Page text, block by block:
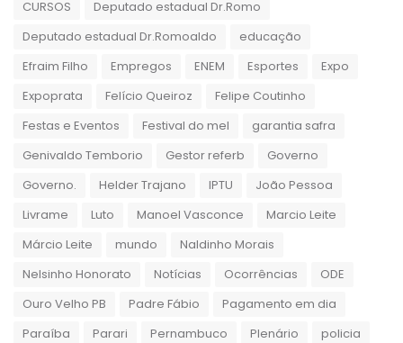
CURSOS
Deputado estadual Dr.Romo
Deputado estadual Dr.Romoaldo
educação
Efraim Filho
Empregos ENEM Esportes
Expo
Expoprata
Felício Queiroz
Felipe Coutinho
Festas e Eventos
Festival do mel
garantia safra
Genivaldo Temborio
Gestor referb
Governo
Governo.
Helder Trajano IPTU
João Pessoa
Livrame
Luto Manoel Vasconce
Marcio Leite
Márcio Leite
mundo
Naldinho Morais
Nelsinho Honorato
Notícias Ocorrências
ODE
Ouro Velho PB
Padre Fábio
Pagamento em dia
Paraíba
Parari Pernambuco Plenário
policia